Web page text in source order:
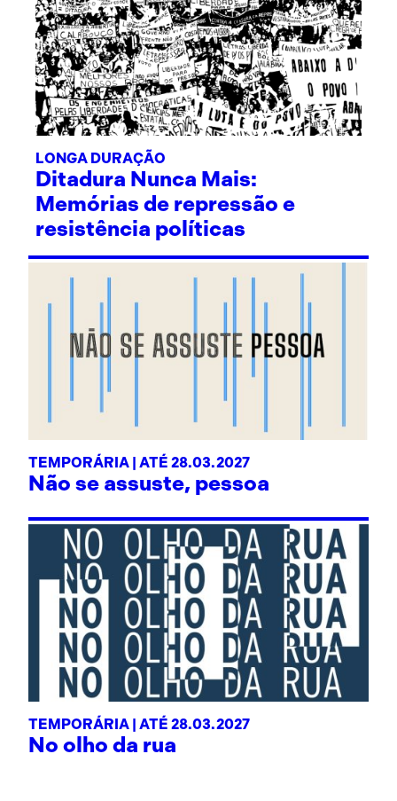
LONGA DURAÇÃO
Ditadura Nunca Mais:
Memórias de repressão e
resistência políticas
TEMPORÁRIA | ATÉ 28.03.2027
Não se assuste, pessoa
TEMPORÁRIA | ATÉ 28.03.2027
No olho da rua